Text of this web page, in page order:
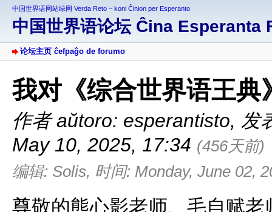
中国世界语网站绿网 Verda Reto – koni Ĉinion per Esperanto
中国世界语论坛 Ĉina Esperanta
论坛主页 ĉefpaĝo de forumo
我对《综合世界语王典
作者 aŭtoro: esperantisto, 发
May 10, 2025, 17:34 (456天前)
编辑: Solis, 时间: Monday, June 02,
尊敬的熊心影老师、毛自赋老